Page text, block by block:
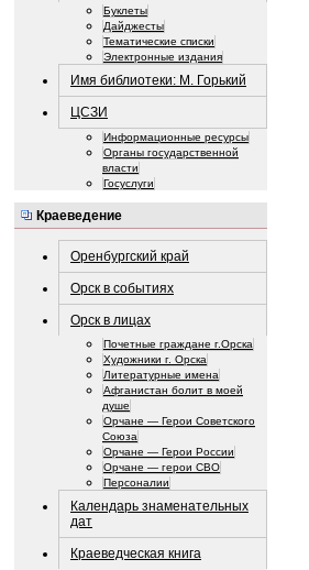
Буклеты
Дайджесты
Тематические списки
Электронные издания
Имя библиотеки: М. Горький
ЦСЗИ
Информационные ресурсы
Органы государственной
власти
Госуслуги
Краеведение
Оренбургский край
Орск в событиях
Орск в лицах
Почетные граждане г.Орска
Художники г. Орска
Литературные имена
Афганистан болит в моей
душе
Орчане — Герои Советского
Союза
Орчане — Герои России
Орчане — герои СВО
Персоналии
Календарь знаменательных
дат
Краеведческая книга